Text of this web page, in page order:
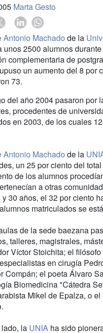
Marta Gesto
Antonio Machado de la
unos 2500 alumnos
complementaria de
un aumento del 8 por
73.
del año 2004 pasaron por
procedentes de
en 2003, de los cuales
Antonio Machado de la
un 25 por ciento del
de los alumnos
a otras
y 30 años, el 32 por ciento
matriculados se
de la sede baezana
talleres, magistrales,
Víctor Stoichita; el
en cirugía
Compán; el poeta Álvaro
Biomedicina "Cátedra
Mikel de Epalza, o
la UNIA ha sido